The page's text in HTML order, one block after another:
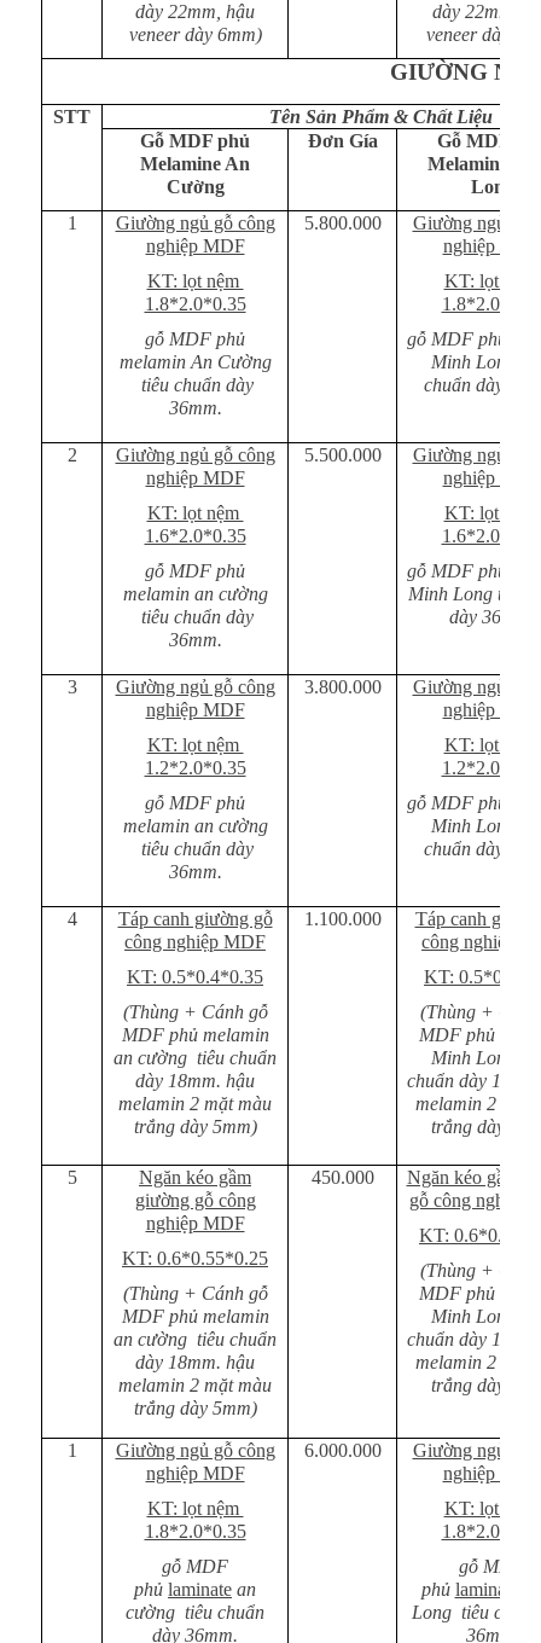
dày 22mm, hậu
veneer dày 6mm)
dày 22mm,
veneer dày
GIƯỜNG
STT
Tên Sản Phẩm & Chất Liệu Gỗ
Gỗ MDF phủ
Melamine An
Cường
Đơn Gía
Gỗ MDF
Melamine
Long
1
Giường ngủ gỗ công
nghiệp MDF
KT: lọt nệm
1.8*2.0*0.35
gỗ MDF phủ
melamin An Cường
tiêu chuẩn dày
36mm.
5.800.000
Giường ngủ gỗ
nghiệp MDF
KT: lọt nệm
gỗ MDF phủ
Minh Long
chuẩn dày
2
Giường ngủ gỗ công
nghiệp MDF
KT: lọt nệm
1.6*2.0*0.35
gỗ MDF phủ
melamin an cường
tiêu chuẩn dày
36mm.
5.500.000
Giường ngủ gỗ
nghiệp MDF
KT: lọt nệm
gỗ MDF phủ
Minh Long tiêu
dày 36mm.
3
Giường ngủ gỗ công
nghiệp MDF
KT: lọt nệm
1.2*2.0*0.35
gỗ MDF phủ
melamin an cường
tiêu chuẩn dày
36mm.
3.800.000
Giường ngủ gỗ
nghiệp MDF
KT: lọt nệm
gỗ MDF phủ
Minh Long
chuẩn dày
4
Táp canh giường gỗ
công nghiệp MDF
KT: 0.5*0.4*0.35
(Thùng + Cánh gỗ
MDF phủ melamin
an cường tiêu chuẩn
dày 18mm. hậu
melamin 2 mặt màu
trắng dày 5mm)
1.100.000
Táp canh
công nghiệp
KT:
(Thùng +
MDF phủ
Minh Long
chuẩn dày
melamin 2 mặt
trắng dày
5
Ngăn kéo gầm
giường gỗ công
nghiệp MDF
KT: 0.6*0.55*0.25
(Thùng + Cánh gỗ
MDF phủ melamin
an cường tiêu chuẩn
dày 18mm. hậu
melamin 2 mặt màu
trắng dày 5mm)
450.000
Ngăn kéo gầm
gỗ công nghiệp
KT:
(Thùng +
MDF phủ
Minh Long
chuẩn dày
melamin 2 mặt
trắng dày
1
Giường ngủ gỗ công
nghiệp MDF
KT: lọt nệm
1.8*2.0*0.35
gỗ MDF
phủ laminate an
cường tiêu chuẩn
dày 36mm.
6.000.000
Giường ngủ gỗ
nghiệp MDF
KT: lọt nệm
gỗ MDF
phủ laminate
Long tiêu
36mm.